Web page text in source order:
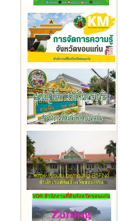
VDR สำนักงานที่ดินจังหวัดขอนแก่น